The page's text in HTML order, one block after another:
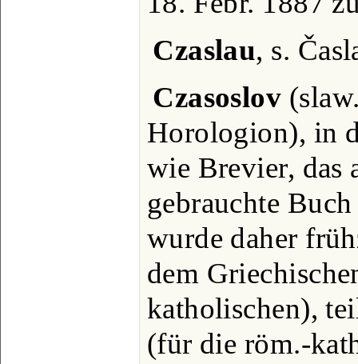
Czaslau, s.
Czasoslov
Horologion), in
wie Brevier, das
gebrauchte
wurde daher
dem
katholischen),
(für die röm.-